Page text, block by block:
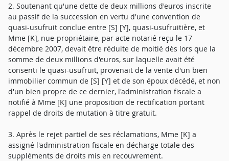
2. Soutenant qu'une dette de deux millions d'euros inscrite
au passif de la succession en vertu d'une convention de
quasi-usufruit conclue entre [S] [Y], quasi-usufruitière, et
Mme [K], nue-propriétaire, par acte notarié reçu le 17
décembre 2007, devait être réduite de moitié dès lors que la
somme de deux millions d'euros, sur laquelle avait été
consenti le quasi-usufruit, provenait de la vente d'un bien
immobilier commun de [S] [Y] et de son époux décédé, et non
d'un bien propre de ce dernier, l'administration fiscale a
notifié à Mme [K] une proposition de rectification portant
rappel de droits de mutation à titre gratuit.
3. Après le rejet partiel de ses réclamations, Mme [K] a
assigné l'administration fiscale en décharge totale des
suppléments de droits mis en recouvrement.